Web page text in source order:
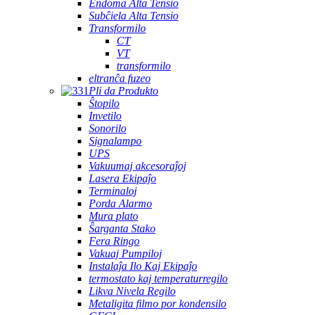
Endoma Alta Tensio
Subĉiela Alta Tensio
Transformilo
CT
VT
transformilo
eltranĉa fuzeo
Pli da Produkto
Ŝtopilo
Invetilo
Sonorilo
Signalampo
UPS
Vakuumaj akcesoraĵoj
Lasera Ekipaĵo
Terminaloj
Porda Alarmo
Mura plato
Ŝarganta Stako
Fera Ringo
Vakuaj Pumpiloj
Instalaĵa Ilo Kaj Ekipaĵo
termostato kaj temperaturregilo
Likva Nivela Regilo
Metaligita filmo por kondensilo